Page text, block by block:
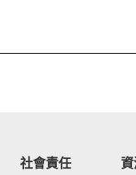
社會責任 資